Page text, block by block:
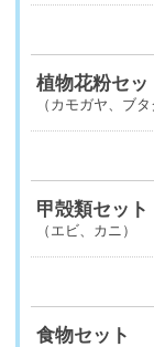
植物花粉セッ
（カモガヤ、ブ
甲殻類セット
（エビ、カニ）
食物セット